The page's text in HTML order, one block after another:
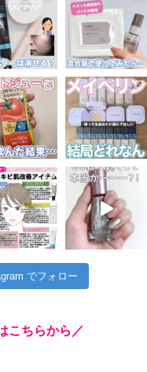
でフォロー
こちらから／